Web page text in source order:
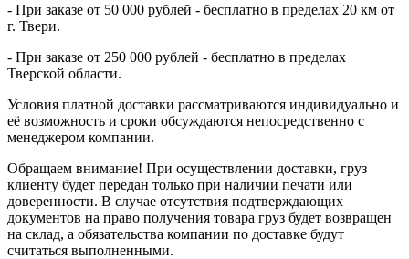
- При заказе от 50 000 рублей - бесплатно в пределах 20 км от
г. Твери.
- При заказе от 250 000 рублей - бесплатно в пределах
Тверской области.
Условия платной доставки рассматриваются индивидуально и
её возможность и сроки обсуждаются непосредственно с
менеджером компании.
Обращаем внимание! При осуществлении доставки, груз
клиенту будет передан только при наличии печати или
доверенности. В случае отсутствия подтверждающих
документов на право получения товара груз будет возвращен
на склад, а обязательства компании по доставке будут
считаться выполненными.